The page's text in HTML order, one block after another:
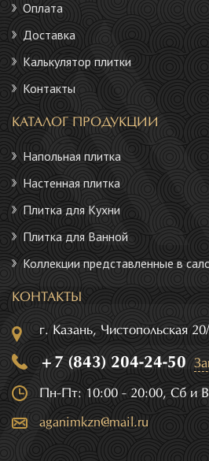
Оплата
Доставка
Калькулятор плитки
Контакты
КАТАЛОГ ПРОДУКЦИИ
Напольная плитка
Настенная плитка
Плитка для Кухни
Плитка для Ванной
Коллекции представленные в
КОНТАКТЫ
г. Казань, Чистопольская
+7 (843) 204-24-50
Пн-Пт: 10:00 - 20:00, Сб и
aganimkzn@mail.ru